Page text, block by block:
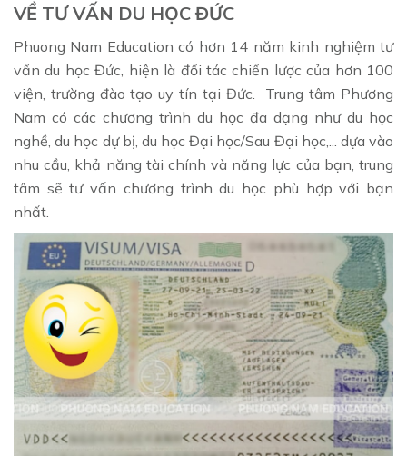
VỀ TƯ VẤN DU HỌC ĐỨC
Phuong Nam Education có hơn 14 năm kinh nghiệm tư
vấn du học Đức, hiện là đối tác chiến lược của hơn 100
viện, trường đào tạo uy tín tại Đức. Trung tâm Phương
Nam có các chương trình du học đa dạng như du học
nghề, du học dự bị, du học Đại học/Sau Đại học,... dựa vào
nhu cầu, khả năng tài chính và năng lực của bạn, trung
tâm sẽ tư vấn chương trình du học phù hợp với bạn
nhất.